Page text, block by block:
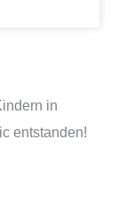
in
entstanden!